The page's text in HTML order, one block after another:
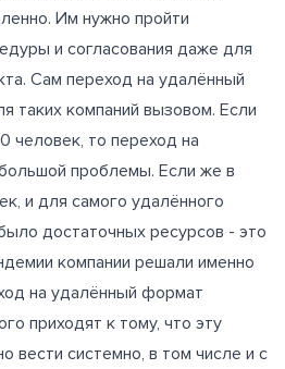
Им нужно пройти
и согласования даже для
Сам переход на удалённый
таких компаний вызовом. Если
человек, то переход на
проблемы. Если же в
и для самого удалённого
достаточных ресурсов - это
компании решали именно
на удалённый формат
приходят к тому, что эту
вести системно, в том числе и с